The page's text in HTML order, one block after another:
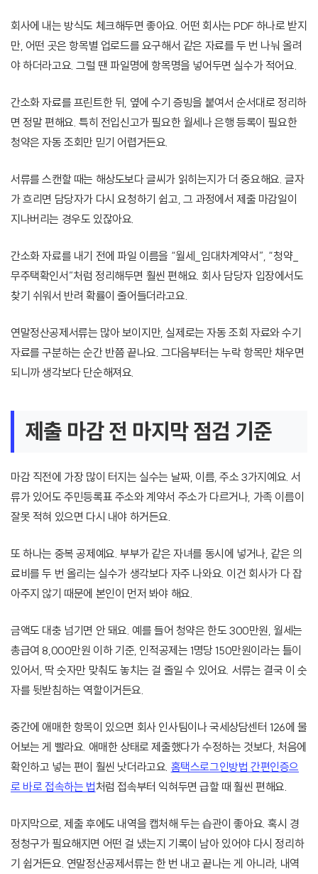
회사에 내는 방식도 체크해두면 좋아요. 어떤 회사는 PDF 하나로 받지
만, 어떤 곳은 항목별 업로드를 요구해서 같은 자료를 두 번 나눠 올려
야 하더라고요. 그럴 땐 파일명에 항목명을 넣어두면 실수가 적어요.
간소화 자료를 프린트한 뒤, 옆에 수기 증빙을 붙여서 순서대로 정리하
면 정말 편해요. 특히 전입신고가 필요한 월세나 은행 등록이 필요한
청약은 자동 조회만 믿기 어렵거든요.
서류를 스캔할 때는 해상도보다 글씨가 읽히는지가 더 중요해요. 글자
가 흐리면 담당자가 다시 요청하기 쉽고, 그 과정에서 제출 마감일이
지나버리는 경우도 있잖아요.
간소화 자료를 내기 전에 파일 이름을 “월세_임대차계약서”, “청약_
무주택확인서”처럼 정리해두면 훨씬 편해요. 회사 담당자 입장에서도
찾기 쉬워서 반려 확률이 줄어들더라고요.
연말정산공제서류는 많아 보이지만, 실제로는 자동 조회 자료와 수기
자료를 구분하는 순간 반쯤 끝나요. 그다음부터는 누락 항목만 채우면
되니까 생각보다 단순해져요.
제출 마감 전 마지막 점검 기준
마감 직전에 가장 많이 터지는 실수는 날짜, 이름, 주소 3가지예요. 서
류가 있어도 주민등록표 주소와 계약서 주소가 다르거나, 가족 이름이
잘못 적혀 있으면 다시 내야 하거든요.
또 하나는 중복 공제예요. 부부가 같은 자녀를 동시에 넣거나, 같은 의
료비를 두 번 올리는 실수가 생각보다 자주 나와요. 이건 회사가 다 잡
아주지 않기 때문에 본인이 먼저 봐야 해요.
금액도 대충 넘기면 안 돼요. 예를 들어 청약은 한도 300만원, 월세는
총급여 8,000만원 이하 기준, 인적공제는 1명당 150만원이라는 틀이
있어서, 딱 숫자만 맞춰도 놓치는 걸 줄일 수 있어요. 서류는 결국 이 숫
자를 뒷받침하는 역할이거든요.
중간에 애매한 항목이 있으면 회사 인사팀이나 국세상담센터 126에 물
어보는 게 빨라요. 애매한 상태로 제출했다가 수정하는 것보다, 처음에
확인하고 넣는 편이 훨씬 낫더라고요. 홈택스로그인방법 간편인증으
로 바로 접속하는 법처럼 접속부터 익혀두면 급할 때 훨씬 편해요.
마지막으로, 제출 후에도 내역을 캡처해 두는 습관이 좋아요. 혹시 경
정청구가 필요해지면 어떤 걸 냈는지 기록이 남아 있어야 다시 정리하
기 쉽거든요. 연말정산공제서류는 한 번 내고 끝나는 게 아니라, 내역